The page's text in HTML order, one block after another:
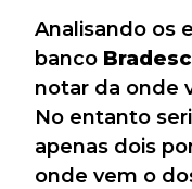
Analisando os
banco
notar da onde
No entanto
apenas dois
onde vem o